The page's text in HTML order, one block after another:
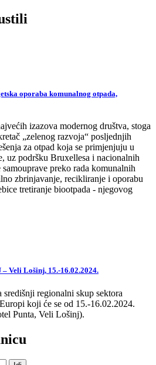
oporaba komunalnog otpada,
izazova modernog društva, stoga
„zelenog razvoja“ posljednjih
za otpad koja se primjenjuju u
uz podršku Bruxellesa i nacionalnih
preko rada komunalnih
zbrinjavanje, recikliranje i oporabu
tretiranje biootpada - njegovog
Veli Lošinj, 15.-16.02.2024.
središnji regionalni skup sektora
koji će se od 15.-16.02.2024.
Punta, Veli Lošinj).